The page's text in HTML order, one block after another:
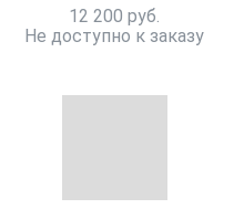
12 200 руб.
Не доступно к заказу